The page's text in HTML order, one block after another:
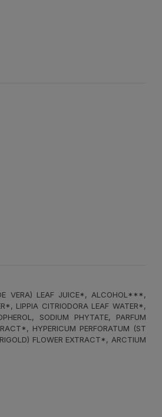
VERA) LEAF JUICE*, ALCOHOL***,
LIPPIA CITRIODORA LEAF WATER*,
SODIUM PHYTATE, PARFUM
HYPERICUM PERFORATUM (ST
FLOWER EXTRACT*, ARCTIUM